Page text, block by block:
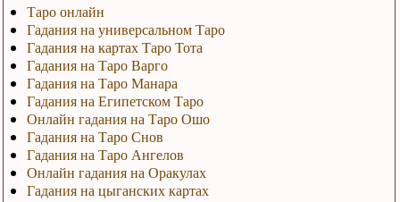
Таро онлайн
Гадания на универсальном Таро
Гадания на картах Таро Тота
Гадания на Таро Варго
Гадания на Таро Манара
Гадания на Египетском Таро
Онлайн гадания на Таро Ошо
Гадания на Таро Снов
Гадания на Таро Ангелов
Онлайн гадания на Оракулах
Гадания на цыганских картах